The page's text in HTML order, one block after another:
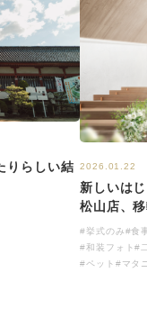
りらしい結
2026.01.22
新しいは
松山店、
#挙式のみ#食
#和装フォト#
#ペット #マタ